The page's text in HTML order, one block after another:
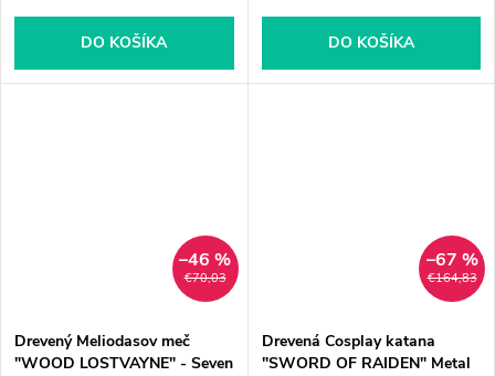
DO KOŠÍKA DO KOŠÍKA
€70,03
–46 %
Drevený Meliodasov meč
"WOOD LOSTVAYNE" - Seven
€164,83
–67 %
Drevená Cosplay katana
"SWORD OF RAIDEN" Metal